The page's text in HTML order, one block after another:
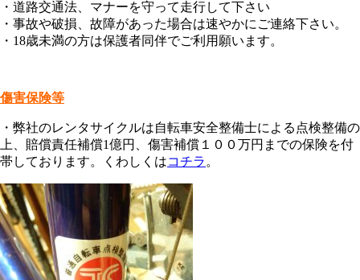
・道路交通法、マナーを守って走行して下さい
・事故や破損、故障があった場合は速やかにご連絡下さい。
・18歳未満の方は保護者同伴でご利用願います。
傷害保険等
・弊社のレンタサイクルは自転車安全整備士による点検整備の
上、賠償責任補償1億円、傷害補償１００万円までの保険を付
帯しております。くわしくはコチラ 。